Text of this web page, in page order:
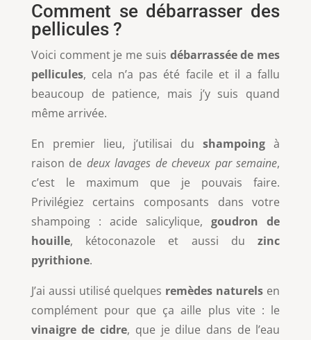
Comment se débarrasser des
pellicules ?
Voici comment je me suis débarrassée de mes
pellicules, cela n’a pas été facile et il a fallu
beaucoup de patience, mais j’y suis quand
même arrivée.
En premier lieu, j’utilisai dushampoing à
raison de deux lavages de cheveux par semaine,
c’est le maximum que je pouvais faire.
Privilégiez certains composants dans votre
shampoing : acide salicylique,goudron de
houille, kétoconazole et aussi duzinc
pyrithione.
J’ai aussi utilisé quelques remèdes naturels en
complément pour que ça aille plus vite : le
vinaigre de cidre, que je dilue dans de l’eau